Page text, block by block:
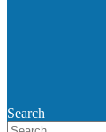
Search